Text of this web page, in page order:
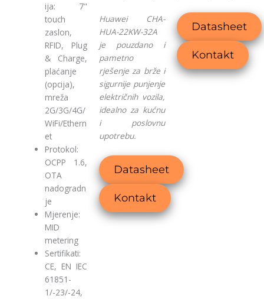
ija: 7"
touch
zaslon,
RFID, Plug
& Charge,
plaćanje
(opcija),
mreža
2G/3G/4G/
WiFi/Ethern
et
Protokol:
OCPP 1.6,
OTA
nadogradn
je
Mjerenje:
MID
metering
Sertifikati:
CE, EN IEC
61851-
1/-23/-24,
Huawei CHA-
HUA-22KW-32A
je pouzdano i
pametno
rješenje za brže i
sigurnije punjenje
električnih vozila,
idealno za kućnu
i poslovnu
upotrebu.
Datasheet
Kontakt
Datasheet
Kontakt